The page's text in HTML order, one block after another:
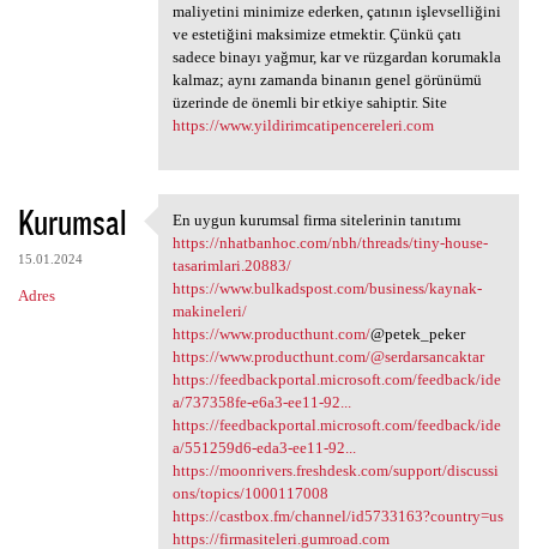
maliyetini minimize ederken, çatının işlevselliğini
ve estetiğini maksimize etmektir. Çünkü çatı
sadece binayı yağmur, kar ve rüzgardan korumakla
kalmaz; aynı zamanda binanın genel görünümü
üzerinde de önemli bir etkiye sahiptir. Site
https://www.yildirimcatipencereleri.com
Kurumsal
15.01.2024
Adres
En uygun kurumsal firma
En uygun kurumsal firma sitelerinin tanıtımı
https://nhatbanhoc.com/nbh/threads/tiny-house-
tasarimlari.20883/
https://www.bulkadspost.com/business/kaynak-
makineleri/
https://www.producthunt.com/@petek_peker
https://www.producthunt.com/@serdarsancaktar
https://feedbackportal.microsoft.com/feedback/ide
a/737358fe-e6a3-ee11-92...
https://feedbackportal.microsoft.com/feedback/ide
a/551259d6-eda3-ee11-92...
https://moonrivers.freshdesk.com/support/discussi
ons/topics/1000117008
https://castbox.fm/channel/id5733163?country=us
https://firmasiteleri.gumroad.com